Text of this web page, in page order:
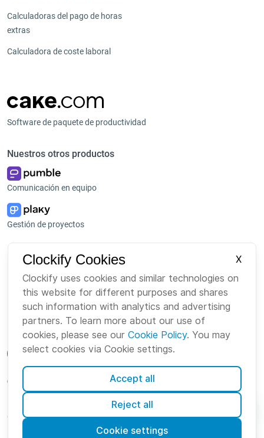
Calculadoras del pago de horas
extras
Calculadora de coste laboral
Software de paquete de productividad
Nuestros otros productos
Comunicación en equipo
Gestión de proyectos
Plataforma
Paquete
Bundle
Mercado
Sobre nosotros
Carreras
Marca
CookiesCondicionesPrivacidadSeguridadMapa del sitio
Clockify Cookies
X
Clockify uses cookies and similar technologies on
this website for different purposes and shares
such information with analytics and advertising
partners. To learn more about our use of
cookies, please see our Cookie Policy. You may
select cookies via Cookie settings.
Accept all
Reject all
Cookie settings